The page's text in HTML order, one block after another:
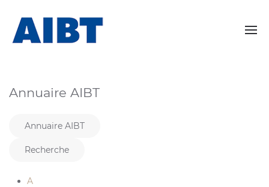
Annuaire AIBT
Annuaire AIBT
Recherche
A